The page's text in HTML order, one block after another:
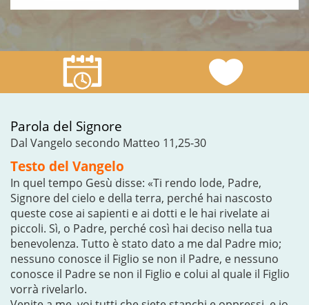
Parola del Signore
Dal Vangelo secondo Matteo 11,25-30
Testo del Vangelo
In quel tempo Gesù disse: «Ti rendo lode, Padre,
Signore del cielo e della terra, perché hai nascosto
queste cose ai sapienti e ai dotti e le hai rivelate ai
piccoli. Sì, o Padre, perché così hai deciso nella tua
benevolenza. Tutto è stato dato a me dal Padre mio;
nessuno conosce il Figlio se non il Padre, e nessuno
conosce il Padre se non il Figlio e colui al quale il Figlio
vorrà rivelarlo.